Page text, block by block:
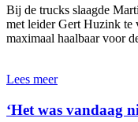
Bij de trucks slaagde
met leider Gert Huzink te
maximaal haalbaar voor
Lees meer
‘Het was vandaag